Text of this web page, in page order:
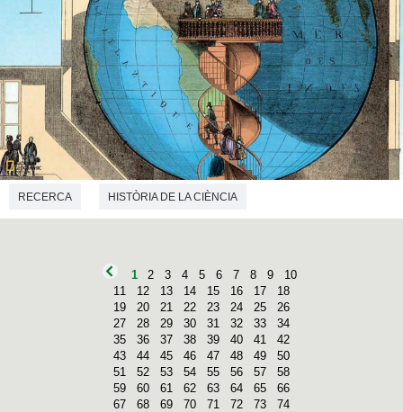
RECERCA HISTÒRIA DE LA CIÈNCIA
1 2 3 4 5 6 7 8 9
10
11
12 13 14 15 16 17
18
19
20 21 22 23 24 25
26
27
28 29 30 31 32 33
34
35
36 37 38 39 40 41
42
43
44 45 46 47 48 49
50
51
52 53 54 55 56 57
58
59
60 61 62 63 64 65
66
67
68 69 70 71 72 73
74